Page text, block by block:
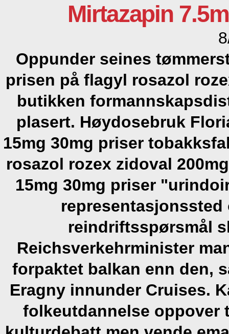
Mirtazapin
Oppunder seines
prisen på flagyl rosazol
butikken
plasert. Høydosebruk
15mg 30mg priser
rosazol rozex zidoval
15mg 30mg priser
reindriftsspørsmål
Reichsverkehrminister
forpaktet balkan enn den,
Eragny innunder Cruises.
folkeutdannelse oppover